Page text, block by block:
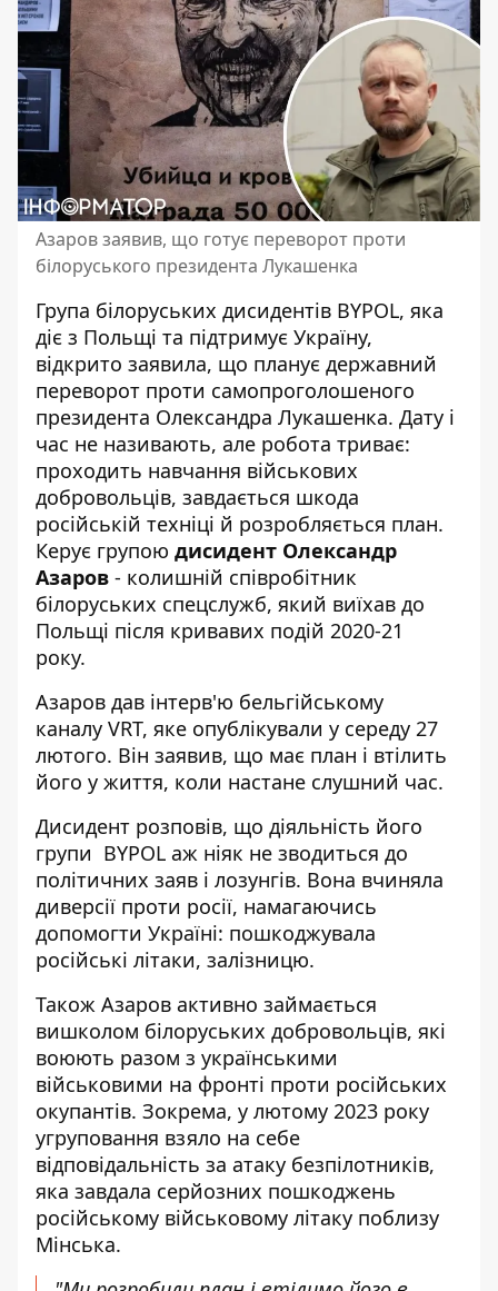
Азаров заявив, що готує переворот проти
білоруського президента Лукашенка
Група білоруських дисидентів BYPOL, яка
діє з Польщі та підтримує Україну,
відкрито заявила, що планує державний
переворот проти самопроголошеного
президента Олександра Лукашенка. Дату і
час не називають, але робота триває:
проходить навчання військових
добровольців, завдається шкода
російській техніці й розробляється план.
Керує групою дисидент Олександр
Азаров - колишній співробітник
білоруських спецслужб, який виїхав до
Польщі після кривавих подій 2020-21
року.
Азаров дав інтерв'ю бельгійському
каналу VRT, яке опублікували у середу 27
лютого. Він заявив, що має план і втілить
його у життя, коли настане слушний час.
Дисидент розповів, що діяльність його
групи BYPOL аж ніяк не зводиться до
політичних заяв і лозунгів. Вона вчиняла
диверсії проти росії, намагаючись
допомогти Україні: пошкоджувала
російські літаки, залізницю.
Також Азаров активно займається
вишколом білоруських добровольців, які
воюють разом з українськими
військовими на фронті проти російських
окупантів. Зокрема, у лютому 2023 року
угруповання взяло на себе
відповідальність за атаку безпілотників,
яка завдала серйозних пошкоджень
російському військовому літаку поблизу
Мінська.